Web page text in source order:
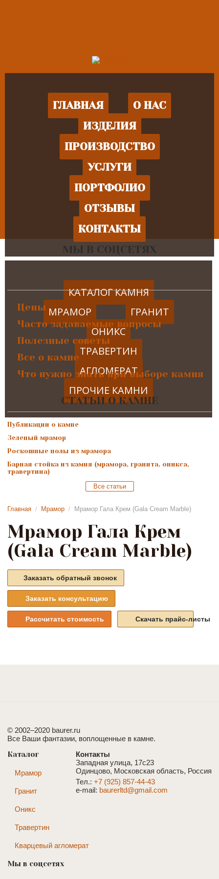
ГЛАВНАЯ
О НАС
ИЗДЕЛИЯ
ПРОИЗВОДСТВО
УСЛУГИ
ПОРТФОЛИО
ОТЗЫВЫ
КОНТАКТЫ
КАТАЛОГ КАМНЯ
МРАМОР
ГРАНИТ
ОНИКС
ТРАВЕРТИН
АГЛОМЕРАТ
ПРОЧИЕ КАМНИ
МЫ В СОЦСЕТЯХ
Цены
Часто задаваемые вопросы
Полезные советы
Все о камне
Что нужно знать при выборе камня
СТАТЬИ О КАМНЕ
Публикации о камне
Зеленый мрамор
Роскошные полы из мрамора
Барная стойка из камня (мрамора, гранита, оникса,
травертина)
Все статьи
Главная / Мрамор / Мрамор Гала Крем (Gala Cream Marble)
Мрамор Гала Крем
(Gala Cream Marble)
Заказать обратный звонок
Заказать консультацию
Рассчитать стоимость Скачать прайс-листы
© 2002–2020 baurer.ru
Все Ваши фантазии, воплощенные в камне.
Контакты
Западная улица, 17с23
Одинцово, Московская область, Россия
Тел.: +7 (925) 857-44-43
e-mail: baurerltd@gmail.com
Каталог
Мрамор
Гранит
Оникс
Травертин
Кварцевый агломерат
Мы в соцсетях